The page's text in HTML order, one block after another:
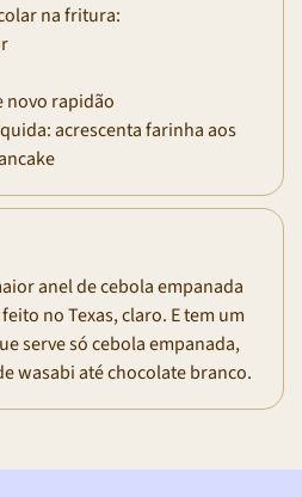
na fritura:
novo rapidão
acrescenta farinha aos
anel de cebola empanada
no Texas, claro. E tem um
serve só cebola empanada,
wasabi até chocolate branco.